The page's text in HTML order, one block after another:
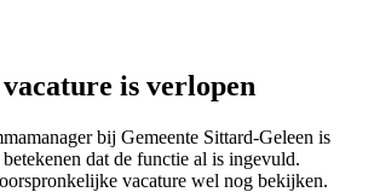
is verlopen
bij Gemeente Sittard-Geleen is
dat de functie al is ingevuld.
vacature wel nog bekijken.